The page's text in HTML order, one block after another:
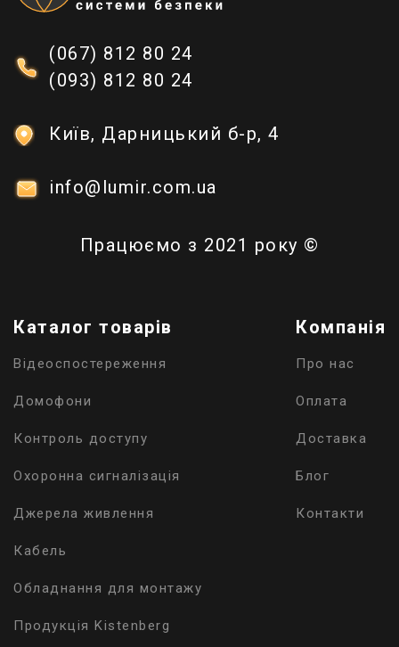
(067) 812 80 24
(093) 812 80 24
Київ, Дарницький б-р, 4
info@lumir.com.ua
Працюємо з 2021 року ©
Каталог товарів
Відеоспостереження
Домофони
Контроль доступу
Охоронна сигналізація
Джерела живлення
Кабель
Обладнання для монтажу
Продукція Kistenberg
Компанія
Про нас
Оплата
Доставка
Блог
Контакти